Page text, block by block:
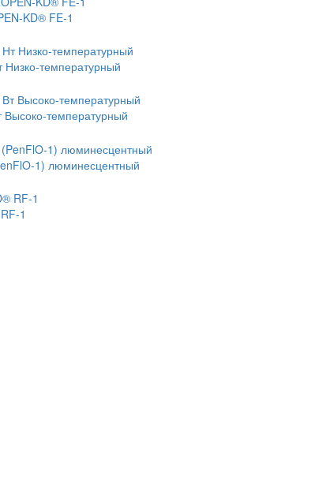
KD® FE-1
температурный
температурный
1) люминесцентный
1